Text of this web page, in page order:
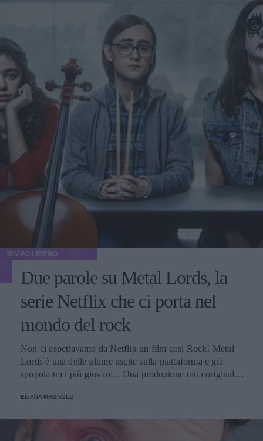
TEMPO LIBERO
Due parole su Metal Lords, la
serie Netflix che ci porta nel
mondo del rock
Non ci aspettavamo da Netflix un film così Rock! Metal
Lords è una delle ultime uscite sulla piattaforma e già
spopola tra i più giovani... Una produzione tutta originale,
il mondo della musica metal.
ELIANA MAGNOLO